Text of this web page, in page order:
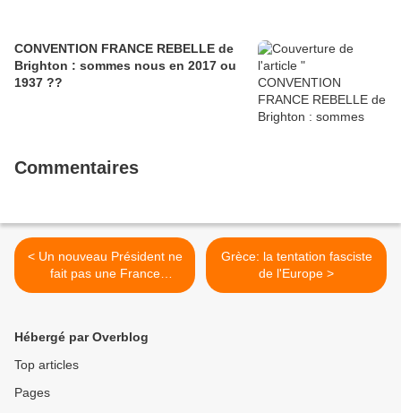
CONVENTION FRANCE REBELLE de
Brighton : sommes nous en 2017 ou
1937 ??
Commentaires
< Un nouveau Président ne
fait pas une France
nouvelle.
Grèce: la tentation fasciste
de l'Europe >
Hébergé par Overblog
Top articles
Pages